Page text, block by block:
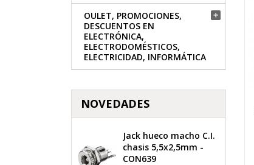
OULET, PROMOCIONES,
DESCUENTOS EN
ELECTRÓNICA,
ELECTRODOMÉSTICOS,
ELECTRICIDAD, INFORMÁTICA

NOVEDADES
Jack hueco macho C.I.
chasis 5,5x2,5mm -
CON639